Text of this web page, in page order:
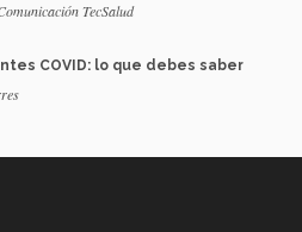
TecSalud
COVID: lo que debes saber